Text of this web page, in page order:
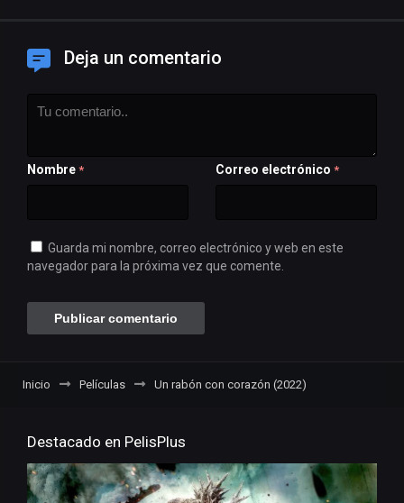
Deja un comentario
Nombre * Correo electrónico *
Guarda mi nombre, correo electrónico y web en este
navegador para la próxima vez que comente.
Inicio Películas Un rabón con corazón (2022)
Destacado en PelisPlus